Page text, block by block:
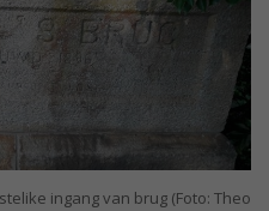
ingang van brug (Foto: Theo